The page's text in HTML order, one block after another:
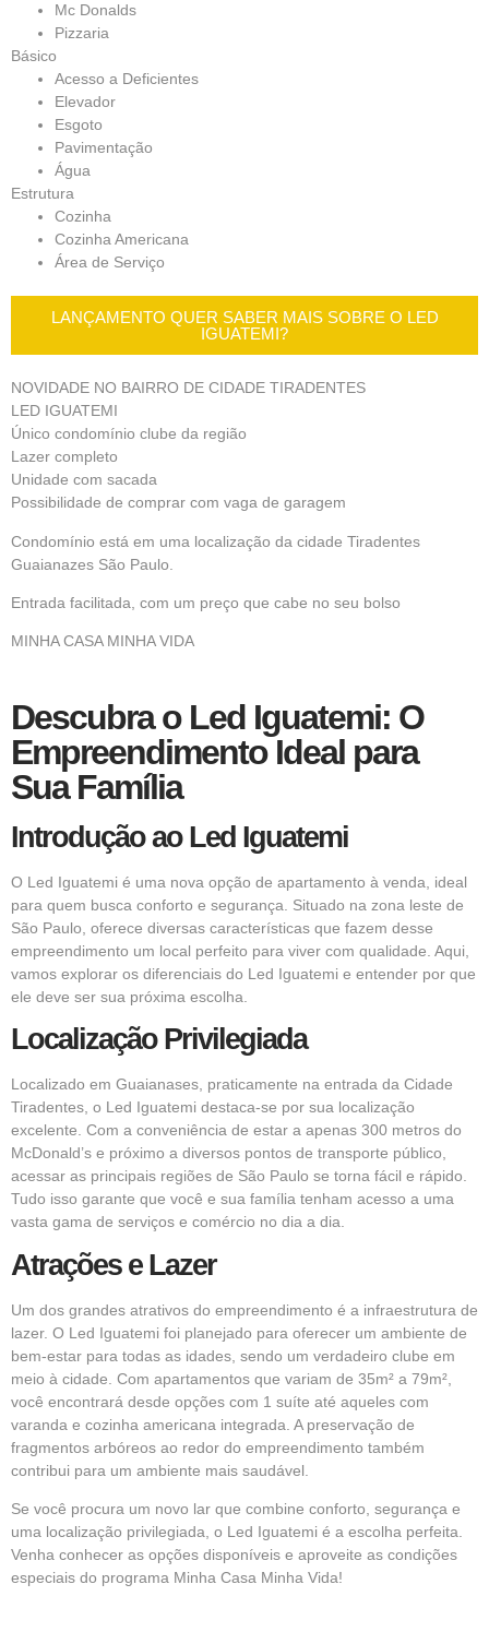
Mc Donalds
Pizzaria
Básico
Acesso a Deficientes
Elevador
Esgoto
Pavimentação
Água
Estrutura
Cozinha
Cozinha Americana
Área de Serviço
LANÇAMENTO QUER SABER MAIS SOBRE O LED
IGUATEMI?
NOVIDADE NO BAIRRO DE CIDADE TIRADENTES
LED IGUATEMI
Único condomínio clube da região
Lazer completo
Unidade com sacada
Possibilidade de comprar com vaga de garagem
Condomínio está em uma localização da cidade Tiradentes
Guaianazes São Paulo.
Entrada facilitada, com um preço que cabe no seu bolso
MINHA CASA MINHA VIDA
Descubra o Led Iguatemi: O
Empreendimento Ideal para
Sua Família
Introdução ao Led Iguatemi
O Led Iguatemi é uma nova opção de apartamento à venda, ideal
para quem busca conforto e segurança. Situado na zona leste de
São Paulo, oferece diversas características que fazem desse
empreendimento um local perfeito para viver com qualidade. Aqui,
vamos explorar os diferenciais do Led Iguatemi e entender por que
ele deve ser sua próxima escolha.
Localização Privilegiada
Localizado em Guaianases, praticamente na entrada da Cidade
Tiradentes, o Led Iguatemi destaca-se por sua localização
excelente. Com a conveniência de estar a apenas 300 metros do
McDonald’s e próximo a diversos pontos de transporte público,
acessar as principais regiões de São Paulo se torna fácil e rápido.
Tudo isso garante que você e sua família tenham acesso a uma
vasta gama de serviços e comércio no dia a dia.
Atrações e Lazer
Um dos grandes atrativos do empreendimento é a infraestrutura de
lazer. O Led Iguatemi foi planejado para oferecer um ambiente de
bem-estar para todas as idades, sendo um verdadeiro clube em
meio à cidade. Com apartamentos que variam de 35m² a 79m²,
você encontrará desde opções com 1 suíte até aqueles com
varanda e cozinha americana integrada. A preservação de
fragmentos arbóreos ao redor do empreendimento também
contribui para um ambiente mais saudável.
Se você procura um novo lar que combine conforto, segurança e
uma localização privilegiada, o Led Iguatemi é a escolha perfeita.
Venha conhecer as opções disponíveis e aproveite as condições
especiais do programa Minha Casa Minha Vida!